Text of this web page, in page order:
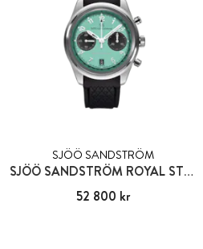
SJÖÖ SANDSTRÖM
SJÖÖ SANDSTRÖM ROYAL STEEL KRONOGRAF
Pris: 52 800 kr
52 800 kr